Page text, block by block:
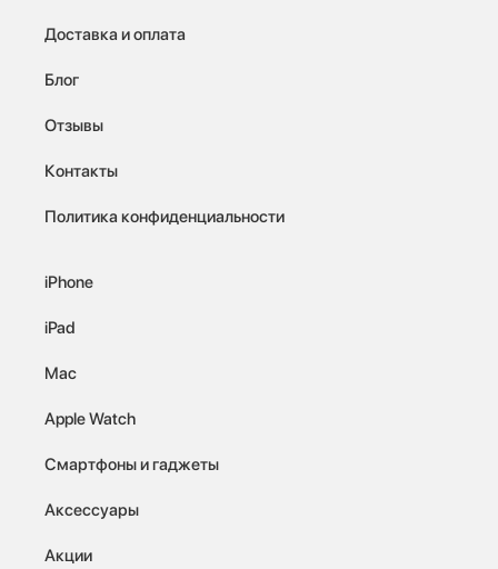
Доставка и оплата
Блог
Отзывы
Контакты
Политика конфиденциальности
iPhone
iPad
Mac
Apple Watch
Смартфоны и гаджеты
Аксессуары
Акции